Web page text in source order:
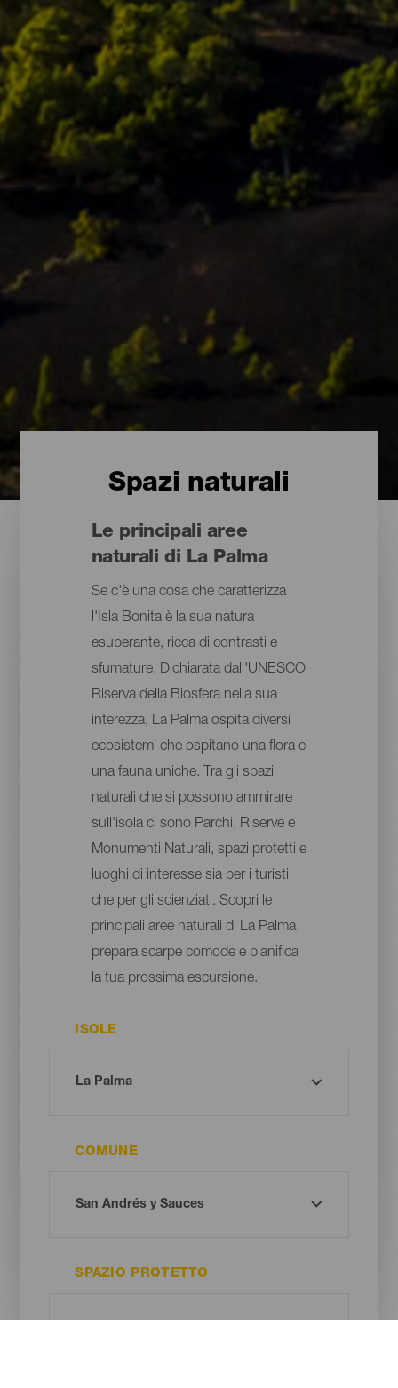
Spazi naturali
Le principali aree
naturali di La Palma
Se c'è una cosa che caratterizza
l'Isla Bonita è la sua natura
esuberante, ricca di contrasti e
sfumature. Dichiarata dall'UNESCO
Riserva della Biosfera nella sua
interezza, La Palma ospita diversi
ecosistemi che ospitano una flora e
una fauna uniche. Tra gli spazi
naturali che si possono ammirare
sull'isola ci sono Parchi, Riserve e
Monumenti Naturali, spazi protetti e
luoghi di interesse sia per i turisti
che per gli scienziati. Scopri le
principali aree naturali di La Palma,
prepara scarpe comode e pianifica
la tua prossima escursione.
ISOLE
COMUNE
SPAZIO PROTETTO